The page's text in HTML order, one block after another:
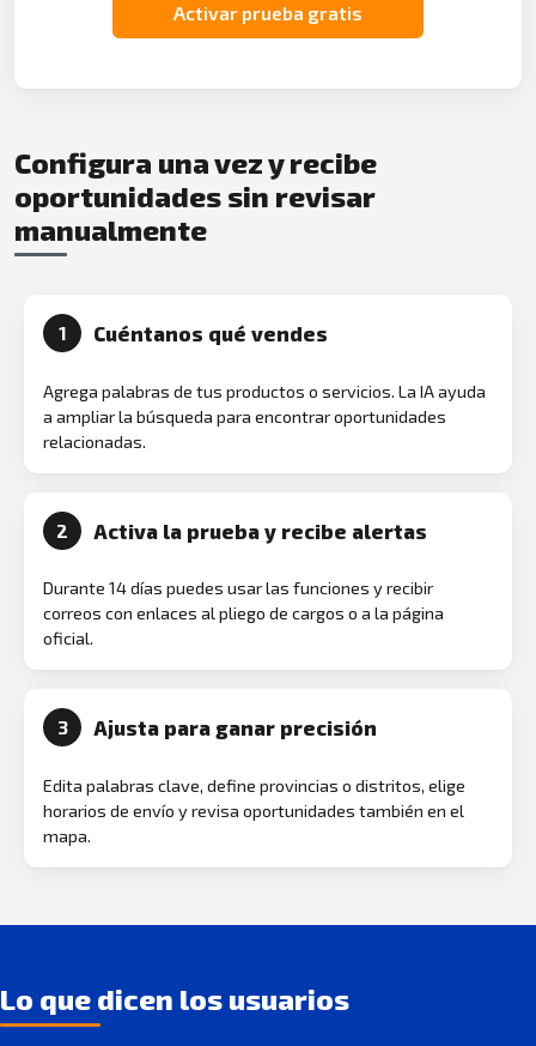
Activar prueba gratis
Configura una vez y recibe
oportunidades sin revisar
manualmente
1 Cuéntanos qué vendes
Agrega palabras de tus productos o servicios. La IA ayuda
a ampliar la búsqueda para encontrar oportunidades
relacionadas.
2 Activa la prueba y recibe alertas
Durante 14 días puedes usar las funciones y recibir
correos con enlaces al pliego de cargos o a la página
oficial.
3 Ajusta para ganar precisión
Edita palabras clave, define provincias o distritos, elige
horarios de envío y revisa oportunidades también en el
mapa.
Lo que dicen los usuarios